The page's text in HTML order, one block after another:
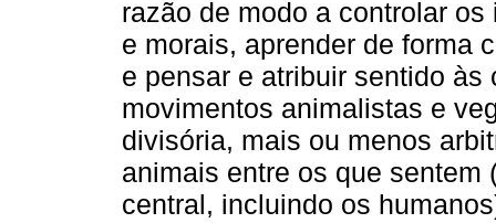
razão de modo a controlar
e morais, aprender de forma
e pensar e atribuir sentido
movimentos animalistas e
divisória, mais ou menos
animais entre os que
central, incluindo os